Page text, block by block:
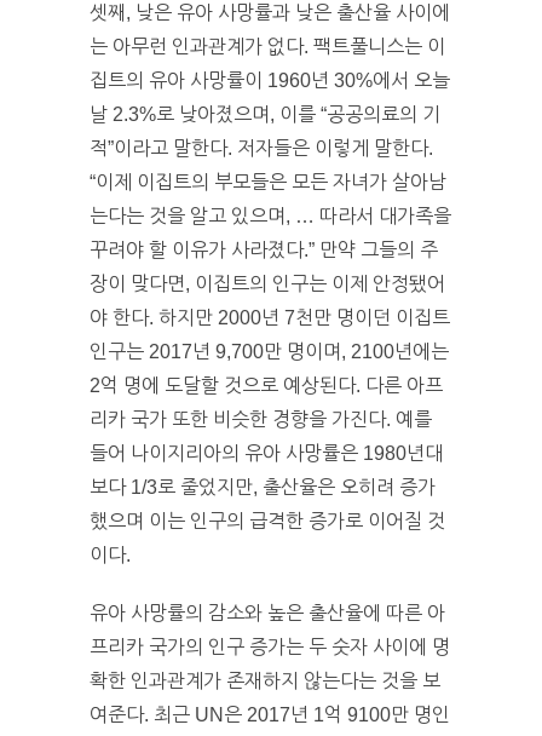
셋째, 낮은 유아 사망률과 낮은 출산율 사이에
는 아무런 인과관계가 없다. 팩트풀니스는 이
집트의 유아 사망률이 1960년 30%에서 오늘
날 2.3%로 낮아졌으며, 이를 “공공의료의 기
적”이라고 말한다. 저자들은 이렇게 말한다.
“이제 이집트의 부모들은 모든 자녀가 살아남
는다는 것을 알고 있으며, … 따라서 대가족을
꾸려야 할 이유가 사라졌다.” 만약 그들의 주
장이 맞다면, 이집트의 인구는 이제 안정됐어
야 한다. 하지만 2000년 7천만 명이던 이집트
인구는 2017년 9,700만 명이며, 2100년에는
2억 명에 도달할 것으로 예상된다. 다른 아프
리카 국가 또한 비슷한 경향을 가진다. 예를
들어 나이지리아의 유아 사망률은 1980년대
보다 1/3로 줄었지만, 출산율은 오히려 증가
했으며 이는 인구의 급격한 증가로 이어질 것
이다.
유아 사망률의 감소와 높은 출산율에 따른 아
프리카 국가의 인구 증가는 두 숫자 사이에 명
확한 인과관계가 존재하지 않는다는 것을 보
여준다. 최근 UN은 2017년 1억 9100만 명인